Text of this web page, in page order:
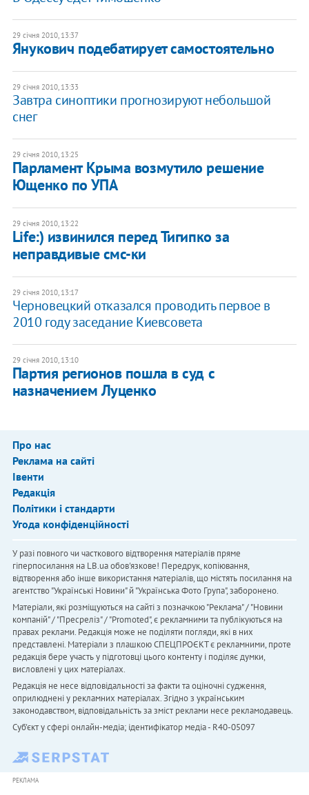
29 січня 2010, 13:37
Янукович подебатирует самостоятельно
29 січня 2010, 13:33
Завтра синоптики прогнозируют небольшой
снег
29 січня 2010, 13:25
Парламент Крыма возмутило решение
Ющенко по УПА
29 січня 2010, 13:22
Life:) извинился перед Тигипко за
неправдивые смс-ки
29 січня 2010, 13:17
Черновецкий отказался проводить первое в
2010 году заседание Киевсовета
29 січня 2010, 13:10
Партия регионов пошла в суд с
назначением Луценко
Про нас
Реклама на сайті
Івенти
Редакція
Політики і стандарти
Угода конфіденційності
У разі повного чи часткового відтворення матеріалів пряме
гіперпосилання на LB.ua обов'язкове! Передрук, копіювання,
відтворення або інше використання матеріалів, що містять посилання на
агентство "Українськi Новини" й "Українська Фото Група", заборонено.
Матеріали, які розміщуються на сайті з позначкою "Реклама" / "Новини
компаній" / "Пресреліз" / "Promoted", є рекламними та публікуються на
правах реклами. Редакція може не поділяти погляди, які в них
представлені. Матеріали з плашкою СПЕЦПРОЄКТ є рекламними, проте
редакція бере участь у підготовці цього контенту і поділяє думки,
висловлені у цих матеріалах.
Редакція не несе відповідальності за факти та оціночні судження,
оприлюднені у рекламних матеріалах. Згідно з українським
законодавством, відповідальність за зміст реклами несе рекламодавець.
Cуб'єкт у сфері онлайн-медіа; ідентифікатор медіа - R40-05097
РЕКЛАМА